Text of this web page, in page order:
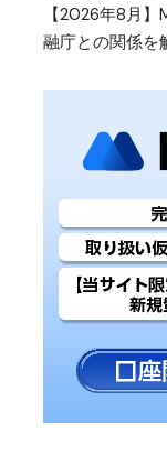
【2026年8月
融庁との関係を